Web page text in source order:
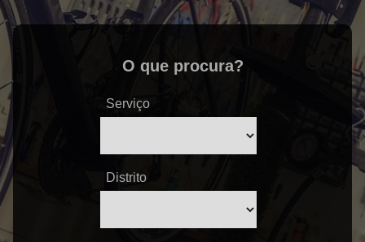
O que procura?
Serviço
Distrito